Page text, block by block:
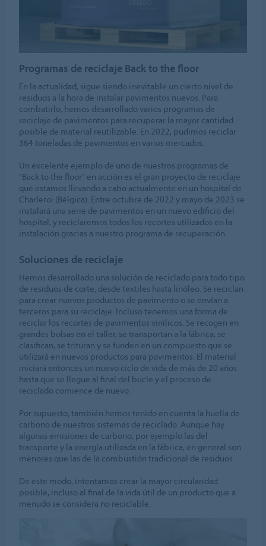
Programas de reciclaje Back to the floor
En la actualidad, sigue siendo inevitable un cierto nivel de
residuos a la hora de instalar pavimentos nuevos. Para
combatirlo, hemos desarrollado varios programas de
reciclaje de pavimentos para recuperar la mayor cantidad
posible de material reutilizable. En 2022, pudimos reciclar
364 toneladas de pavimentos en varios mercados.
Un excelente ejemplo de uno de nuestros programas de
"Back to the floor" en acción es el gran proyecto de reciclaje
que estamos llevando a cabo actualmente en un hospital de
Charleroi (Bélgica). Entre octubre de 2022 y mayo de 2023 se
instalará una serie de pavimentos en un nuevo edificio del
hospital, y reciclaremos todos los recortes utilizados en la
instalación gracias a nuestro programa de recuperación.
Soluciones de reciclaje
Hemos desarrollado una solución de reciclado para todo tipo
de residuos de corte, desde textiles hasta linóleo. Se reciclan
para crear nuevos productos de pavimento o se envían a
terceros para su reciclaje. Incluso tenemos una forma de
reciclar los recortes de pavimentos vinílicos. Se recogen en
grandes bolsas en el taller, se transportan a la fábrica, se
clasifican, se trituran y se funden en un compuesto que se
utilizará en nuevos productos para pavimentos. El material
iniciará entonces un nuevo ciclo de vida de más de 20 años
hasta que se llegue al final del bucle y el proceso de
reciclado comience de nuevo.
Por supuesto, también hemos tenido en cuenta la huella de
carbono de nuestros sistemas de reciclado. Aunque hay
algunas emisiones de carbono, por ejemplo las del
transporte y la energía utilizada en la fábrica, en general son
menores que las de la combustión tradicional de residuos.
De este modo, intentamos crear la mayor circularidad
posible, incluso al final de la vida útil de un producto que a
menudo se considera no reciclable.